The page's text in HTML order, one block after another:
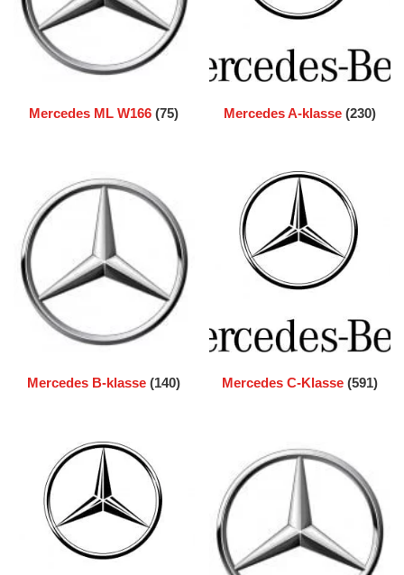
Mercedes ML W166(75) Mercedes A-klasse(230)
Mercedes B-klasse(140) Mercedes C-Klasse(591)